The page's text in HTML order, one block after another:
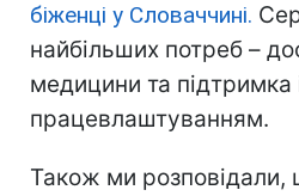
біженці у Словаччині.
найбільших потреб –
медицини та підтримка
працевлаштуванням.
Також ми розповідали,